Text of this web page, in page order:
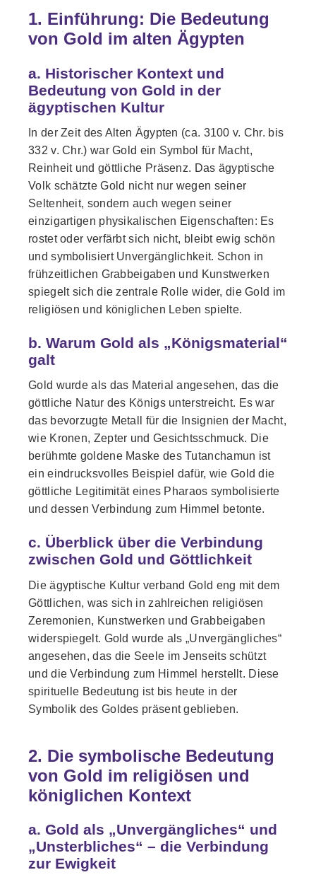
1. Einführung: Die Bedeutung
von Gold im alten Ägypten
a. Historischer Kontext und
Bedeutung von Gold in der
ägyptischen Kultur
In der Zeit des Alten Ägypten (ca. 3100 v. Chr. bis
332 v. Chr.) war Gold ein Symbol für Macht,
Reinheit und göttliche Präsenz. Das ägyptische
Volk schätzte Gold nicht nur wegen seiner
Seltenheit, sondern auch wegen seiner
einzigartigen physikalischen Eigenschaften: Es
rostet oder verfärbt sich nicht, bleibt ewig schön
und symbolisiert Unvergänglichkeit. Schon in
frühzeitlichen Grabbeigaben und Kunstwerken
spiegelt sich die zentrale Rolle wider, die Gold im
religiösen und königlichen Leben spielte.
b. Warum Gold als „Königsmaterial“
galt
Gold wurde als das Material angesehen, das die
göttliche Natur des Königs unterstreicht. Es war
das bevorzugte Metall für die Insignien der Macht,
wie Kronen, Zepter und Gesichtsschmuck. Die
berühmte goldene Maske des Tutanchamun ist
ein eindrucksvolles Beispiel dafür, wie Gold die
göttliche Legitimität eines Pharaos symbolisierte
und dessen Verbindung zum Himmel betonte.
c. Überblick über die Verbindung
zwischen Gold und Göttlichkeit
Die ägyptische Kultur verband Gold eng mit dem
Göttlichen, was sich in zahlreichen religiösen
Zeremonien, Kunstwerken und Grabbeigaben
widerspiegelt. Gold wurde als „Unvergängliches“
angesehen, das die Seele im Jenseits schützt
und die Verbindung zum Himmel herstellt. Diese
spirituelle Bedeutung ist bis heute in der
Symbolik des Goldes präsent geblieben.
2. Die symbolische Bedeutung
von Gold im religiösen und
königlichen Kontext
a. Gold als „Unvergängliches“ und
„Unsterbliches“ – die Verbindung
zur Ewigkeit